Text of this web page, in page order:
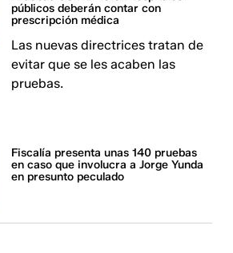
públicos deberán contar con
prescripción médica
Las nuevas directrices tratan de
evitar que se les acaben las
pruebas.
Fiscalía presenta unas 140 pruebas
en caso que involucra a Jorge Yunda
en presunto peculado